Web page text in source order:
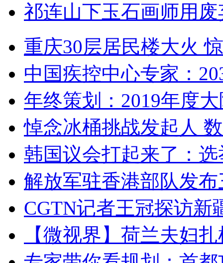
祁连山下玉石画师用
重庆30层居民楼大火
中国疾控中心专家：
年终策划：2019年度
悼念冰桶挑战发起人
韩国议会打起来了：
解放军驻香港部队发
CGTN记者王冠探访新
【微视界】荷兰夫妇